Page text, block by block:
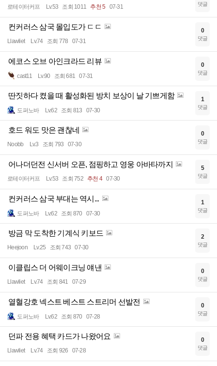
로테이터커프 Lv.53 조회 1011 추천 5 07-31 댓글
컨커러스 삼국 몰입도가 ㄷㄷ
Llawliet Lv.74 조회 778 07-31
0
댓글
에코스 오브 아인크라드 리뷰
cast11 Lv.90 조회 681 07-31
0
댓글
딴짓하다 켰을 때 활성화된 방치 보상이 날 기쁘게함
도퍼노바 Lv.62 조회 813 07-30
1
댓글
호드 워도 맛은 괜찮네
Noobb Lv.3 조회 793 07-30
0
댓글
어나더던전 신서버 오픈, 점핑하고 영웅 아바타까지
로테이터커프 Lv.53 조회 752 추천 4 07-30
5
댓글
컨커러스 삼국 부대는 역시...
도퍼노바 Lv.62 조회 870 07-30
1
댓글
방금 막 도착한 기계식 키보드
Heejoon Lv.25 조회 743 07-30
2
댓글
이클립스 더 어웨이크닝 얘낸
Llawliet Lv.74 조회 841 07-29
0
댓글
열혈강호 넥스트 베스트 스트리머 선발전
도퍼노바 Lv.62 조회 870 07-28
0
댓글
던파 전용 혜택 카드가 나왔어요
Llawliet Lv.74 조회 926 07-28
0
댓글